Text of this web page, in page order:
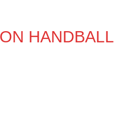
HANDBALL